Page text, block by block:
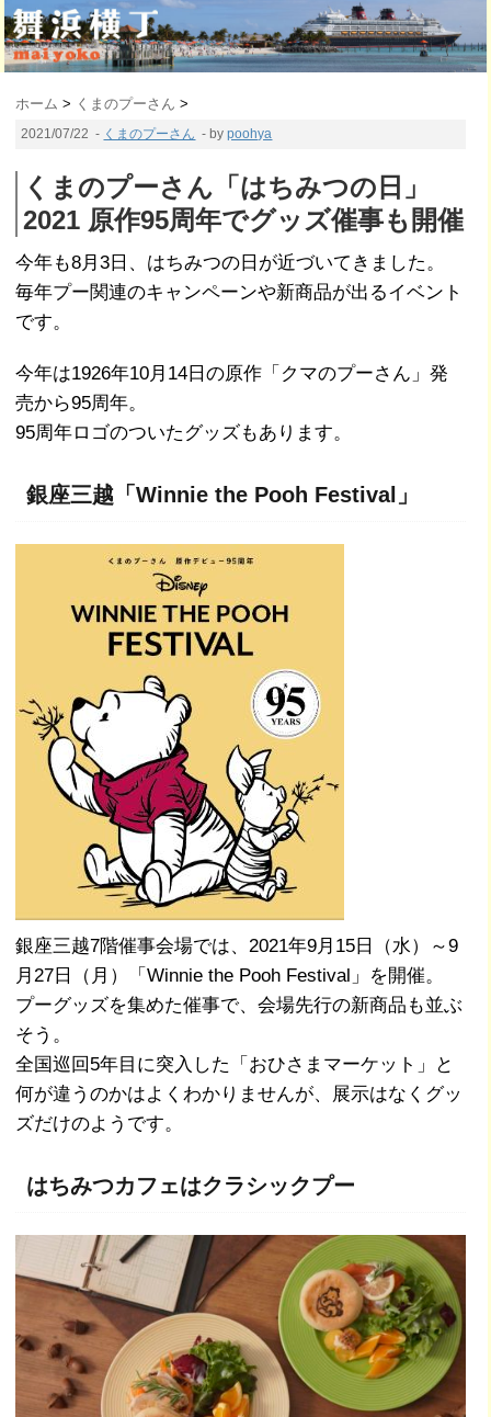
ホーム > くまのプーさん >
2021/07/22 - くまのプーさん - bypoohya
くまのプーさん「はちみつの日」
2021 原作95周年でグッズ催事も開催
今年も8月3日、はちみつの日が近づいてきました。
毎年プー関連のキャンペーンや新商品が出るイベント
です。
今年は1926年10月14日の原作「クマのプーさん」発
売から95周年。
95周年ロゴのついたグッズもあります。
銀座三越「Winnie the Pooh Festival」
銀座三越7階催事会場では、2021年9月15日（水）～9
月27日（月）「Winnie the Pooh Festival」を開催。
プーグッズを集めた催事で、会場先行の新商品も並ぶ
そう。
全国巡回5年目に突入した「おひさまマーケット」と
何が違うのかはよくわかりませんが、展示はなくグッ
ズだけのようです。
はちみつカフェはクラシックプー